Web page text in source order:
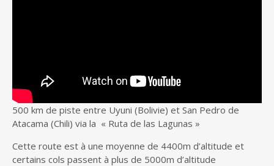
500 km de piste entre Uyuni (Bolivie) et San Pedro de
Atacama (Chili) via la « Ruta de las Lagunas »
Cette route est à une moyenne de 4400m d’altitude et
certains cols passent à plus de 5000m d’altitude